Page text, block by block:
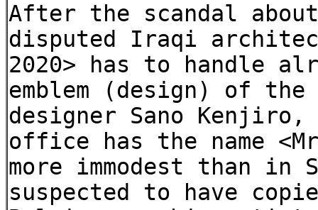
After the scandal
disputed Iraqi
2020> has to handle
emblem (design) of the
designer Sano Kenjiro,
office has the name
more immodest than
suspected to have